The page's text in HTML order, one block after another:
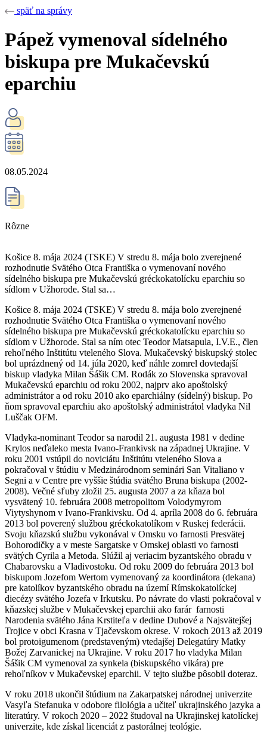
späť na správy
Pápež vymenoval sídelného
biskupa pre Mukačevskú
eparchiu
08.05.2024
Rôzne
Košice 8. mája 2024 (TSKE) V stredu 8. mája bolo zverejnené
rozhodnutie Svätého Otca Františka o vymenovaní nového
sídelného biskupa pre Mukačevskú gréckokatolícku eparchiu so
sídlom v Užhorode. Stal sa…
Košice 8. mája 2024 (TSKE) V stredu 8. mája bolo zverejnené
rozhodnutie Svätého Otca Františka o vymenovaní nového
sídelného biskupa pre Mukačevskú gréckokatolícku eparchiu so
sídlom v Užhorode. Stal sa ním otec Teodor Matsapula, I.V.E., člen
rehoľného Inštitútu vteleného Slova. Mukačevský biskupský stolec
bol uprázdnený od 14. júla 2020, keď náhle zomrel dovtedajší
biskup vladyka Milan Šášik CM. Rodák zo Slovenska spravoval
Mukačevskú eparchiu od roku 2002, najprv ako apoštolský
administrátor a od roku 2010 ako eparchiálny (sídelný) biskup. Po
ňom spravoval eparchiu ako apoštolský administrátol vladyka Nil
Luščak OFM.
Vladyka-nominant Teodor sa narodil 21. augusta 1981 v dedine
Krylos neďaleko mesta Ivano-Frankivsk na západnej Ukrajine. V
roku 2001 vstúpil do noviciátu Inštitútu vteleného Slova a
pokračoval v štúdiu v Medzinárodnom seminári San Vitaliano v
Segni a v Centre pre vyššie štúdia svätého Bruna biskupa (2002-
2008). Večné sľuby zložil 25. augusta 2007 a za kňaza bol
vysvätený 10. februára 2008 metropolitom Volodymyrom
Viytyshynom v Ivano-Frankivsku. Od 4. apríla 2008 do 6. februára
2013 bol poverený službou gréckokatolíkom v Ruskej federácii.
Svoju kňazskú službu vykonával v Omsku vo farnosti Presvätej
Bohorodičky a v meste Sargatske v Omskej oblasti vo farnosti
svätých Cyrila a Metoda. Slúžil aj veriacim byzantského obradu v
Chabarovsku a Vladivostoku. Od roku 2009 do februára 2013 bol
biskupom Jozefom Wertom vymenovaný za koordinátora (dekana)
pre katolíkov byzantského obradu na území Rímskokatolíckej
diecézy svätého Jozefa v Irkutsku. Po návrate do vlasti pokračoval v
kňazskej službe v Mukačevskej eparchii ako farár farnosti
Narodenia svätého Jána Krstiteľa v dedine Dubové a Najsvätejšej
Trojice v obci Krasna v Tjačevskom okrese. V rokoch 2013 až 2019
bol protoigumenom (predstaveným) vtedajšej Delegatúry Matky
Božej Zarvanickej na Ukrajine. V roku 2017 ho vladyka Milan
Šášik CM vymenoval za synkela (biskupského vikára) pre
rehoľníkov v Mukačevskej eparchii. V tejto službe pôsobil doteraz.
V roku 2018 ukončil štúdium na Zakarpatskej národnej univerzite
Vasyľa Stefanuka v odobore filológia a učiteľ ukrajinského jazyka a
literatúry. V rokoch 2020 – 2022 študoval na Ukrajinskej katolíckej
univerzite, kde získal licenciát z pastorálnej teológie.